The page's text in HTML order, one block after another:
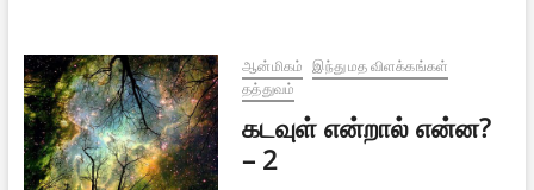
ஆன்மிகம்
இந்து மத விளக்கங்கள்
தத்துவம்
கடவுள் என்றால் என்ன?
– 2